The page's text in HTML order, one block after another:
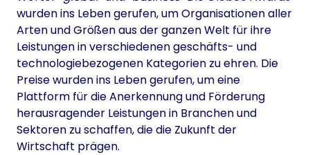
wurden ins Leben gerufen, um Organisationen aller
Arten und Größen aus der ganzen Welt für ihre
Leistungen in verschiedenen geschäfts- und
technologiebezogenen Kategorien zu ehren. Die
Preise wurden ins Leben gerufen, um eine
Plattform für die Anerkennung und Förderung
herausragender Leistungen in Branchen und
Sektoren zu schaffen, die die Zukunft der
Wirtschaft prägen.